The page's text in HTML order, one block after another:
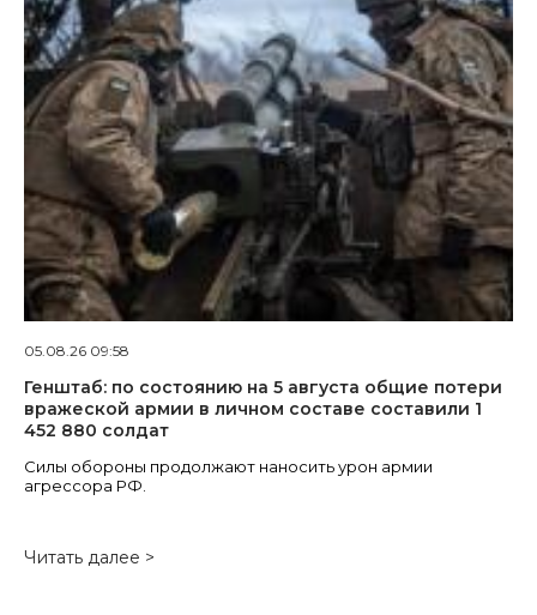
05.08.26 09:58
Генштаб: по состоянию на 5 августа общие потери
вражеской армии в личном составе составили 1
452 880 солдат
Силы обороны продолжают наносить урон армии
агрессора РФ.
Читать далее >